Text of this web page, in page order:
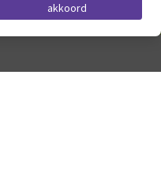
akkoord